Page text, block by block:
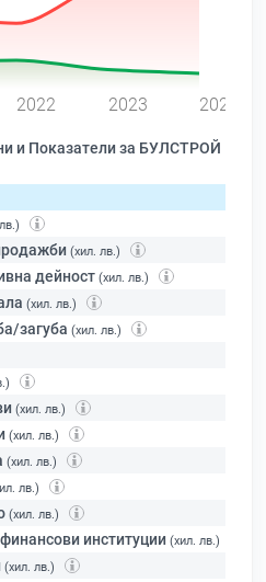
2022 2023 2024
и Показатели за БУЛСТРОЙ
(хил. лв.)
дейност (хил. лв.)
(хил. лв.)
загуба (хил. лв.)
(хил. лв.)
(хил. лв.)
(хил. лв.)
лв.)
(хил. лв.)
институции (хил. лв.)
(хил. лв.)